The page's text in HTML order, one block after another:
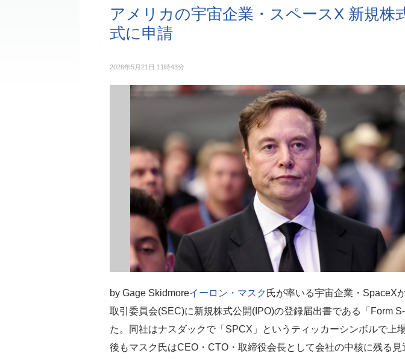
アメリカの宇宙企業・スペースX 新規株
式に申請
2026年5月21日 11時43分
by Gage Skidmoreイーロン・マスク 氏が率いる宇宙企業・SpaceXが
取引委員会(SEC)に新規株式公開(IPO)の登録届出書である「Form
た。同社はナスダックで「SPCX」というティッカーシンボルで上
後もマスク氏はCEO・CTO・取締役会長として会社の中核に残る